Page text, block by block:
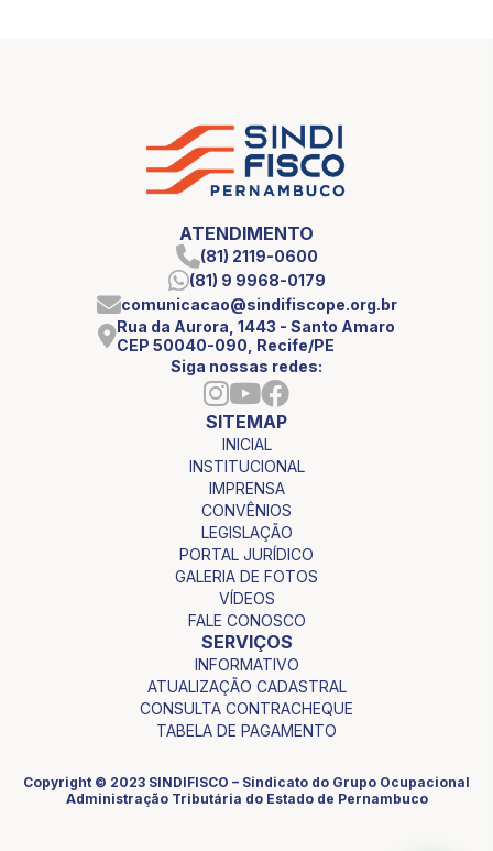
ATENDIMENTO
(81) 2119-0600
(81) 9 9968-0179
comunicacao@sindifiscope.org.br
Rua da Aurora, 1443 - Santo Amaro
CEP 50040-090, Recife/PE
Siga nossas redes:
SITEMAP
INICIAL
INSTITUCIONAL
IMPRENSA
CONVÊNIOS
LEGISLAÇÃO
PORTAL JURÍDICO
GALERIA DE FOTOS
VÍDEOS
FALE CONOSCO
SERVIÇOS
INFORMATIVO
ATUALIZAÇÃO CADASTRAL
CONSULTA CONTRACHEQUE
TABELA DE PAGAMENTO
Copyright © 2023 SINDIFISCO – Sindicato do Grupo Ocupacional
Administração Tributária do Estado de Pernambuco